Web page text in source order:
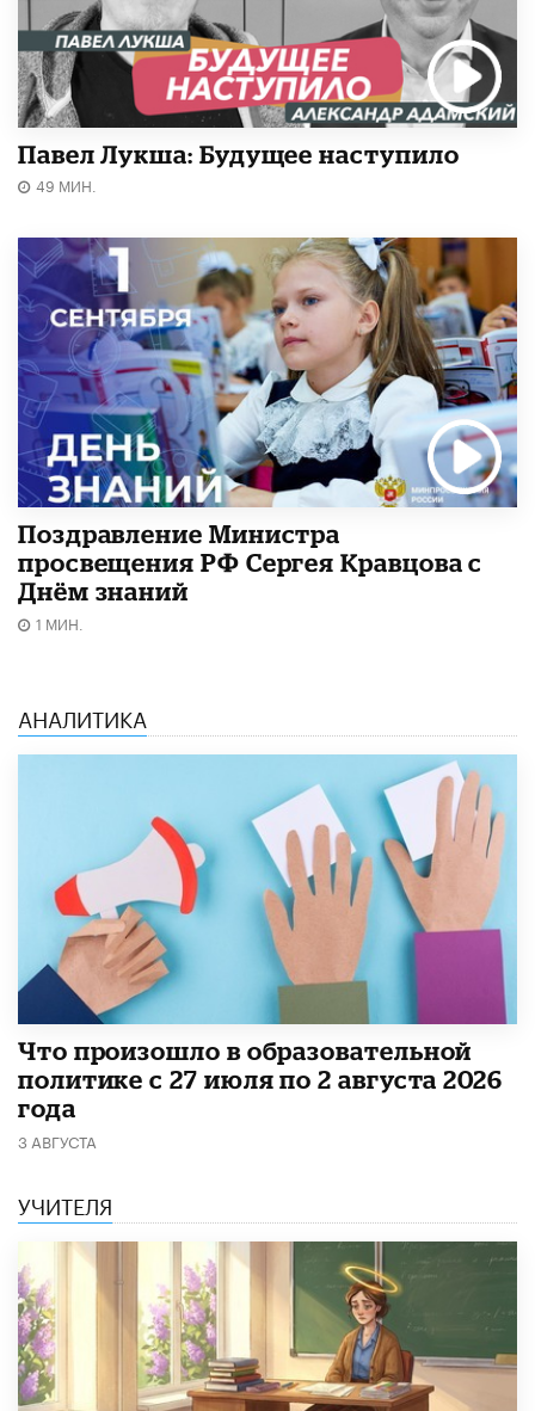
Павел Лукша: Будущее наступило
49 МИН.
Поздравление Министра
просвещения РФ Сергея Кравцова с
Днём знаний
1 МИН.
АНАЛИТИКА
​Что произошло в образовательной
политике с 27 июля по 2 августа 2026
года
3 АВГУСТА
УЧИТЕЛЯ